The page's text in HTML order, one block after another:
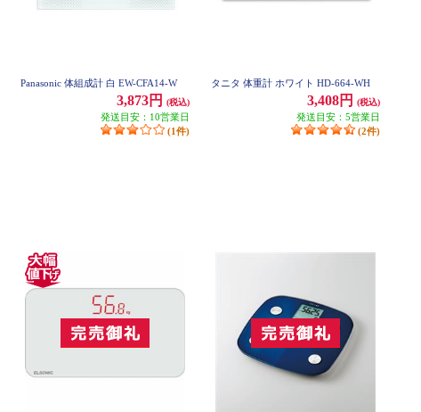
Panasonic 体組成計 白 EW-CFA14-W
3,873円 (税込)
発送目安：10営業日
(1件)
タニタ 体重計 ホワイト HD-664-WH
3,408円 (税込)
発送目安：5営業日
(2件)